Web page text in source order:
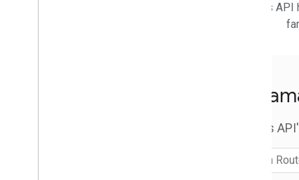
Routes
Routes